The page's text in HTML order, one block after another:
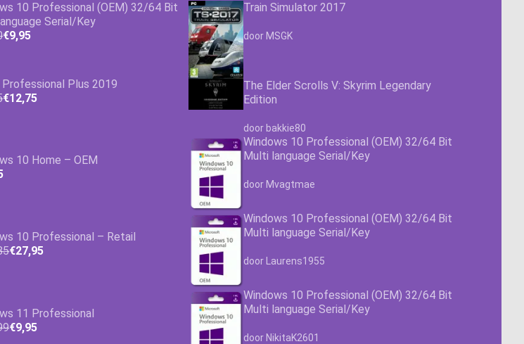
10 Professional (OEM) 32/64 Bit
Serial/Key
€9,95
Plus 2019
€12,75
10 Home – OEM
10 Professional – Retail
€27,95
11 Professional
€9,95
Train Simulator 2017
Waardering
door MSGK
The Elder Scrolls V: Skyrim Legendary
Edition
Waardering4.63
door bakkie80
Windows 10 Professional (OEM) 32/64 Bit
Multi language Serial/Key
Waardering4.63
door Mvagtmae
Windows 10 Professional (OEM) 32/64 Bit
Multi language Serial/Key
Waardering4.63uit 5
door Laurens1955
Windows 10 Professional (OEM) 32/64 Bit
Multi language Serial/Key
Waardering4.63
door NikitaK2601